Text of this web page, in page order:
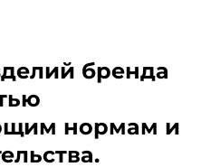
бренда
нормам и